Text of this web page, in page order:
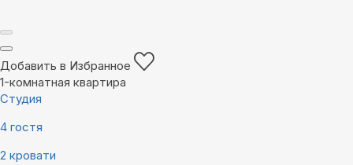
Добавить в Избранное
1-комнатная квартира
Студия
4 гостя
2 кровати